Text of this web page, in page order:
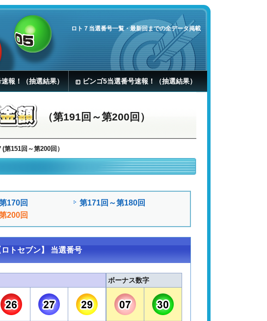
ロト７当選番号一覧・最新回までの全データ掲載
報！（抽選結果） ビンゴ5当選番号速報！（抽選結果）
（第191回～第200回）
(第151回～第200回）
170回
第171回～第180回
200回
トセブン】 当選番号
ボーナス数字